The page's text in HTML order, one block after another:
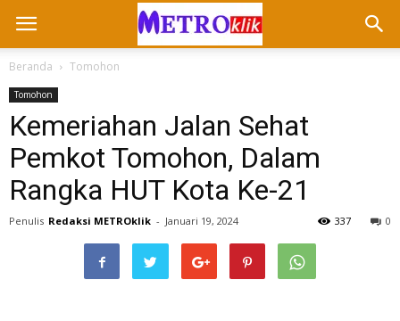
Beranda Tomohon
Tomohon
Kemeriahan Jalan Sehat
Pemkot Tomohon, Dalam
Rangka HUT Kota Ke-21
Penulis Redaksi METROklik - Januari 19, 2024 0
337